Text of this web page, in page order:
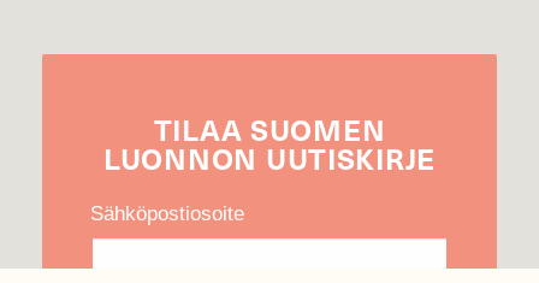
TILAA SUOMEN
LUONNON UUTIS­KIRJE
Sähköpostiosoite